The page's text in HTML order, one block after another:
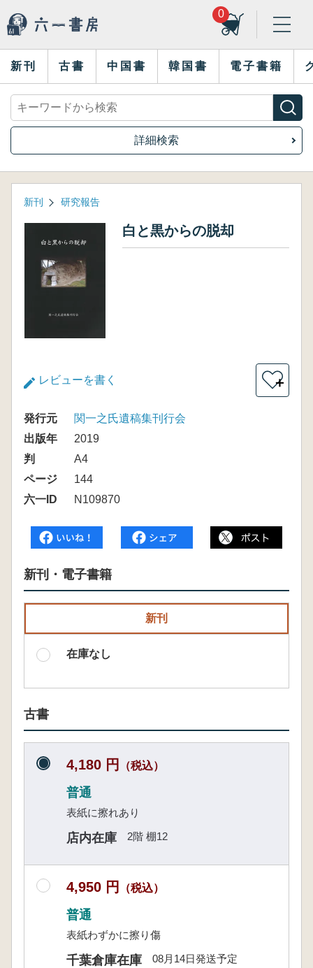
0
新刊 古書 中国書 韓国書 電子書籍
詳細検索
新刊 研究報告
白と黒からの脱却
レビューを書く ＋
発行元
関一之氏遺稿集刊行会
出版年
2019
判
A4
ページ
144
六一ID
N109870
新刊・電子書籍
新刊
在庫なし
古書
4,180 円 （税込）
普通
表紙に擦れあり
店内在庫 2階 棚12
4,950 円 （税込）
普通
表紙わずかに擦り傷
千葉倉庫在庫 08月14日発送予定